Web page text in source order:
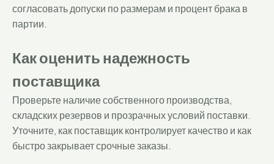
согласовать допуски по размерам и процент брака в
партии.
Как оценить надежность
поставщика
Проверьте наличие собственного производства,
складских резервов и прозрачных условий поставки.
Уточните, как поставщик контролирует качество и как
быстро закрывает срочные заказы.